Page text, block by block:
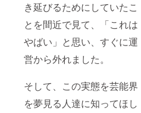
き延びるためにしていたこ
とを間近で見て、「これは
やばい」と思い、すぐに運
営から外れました。
そして、この実態を芸能界
を夢見る人達に知ってほし